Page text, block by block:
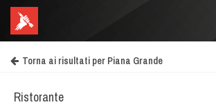
Torna ai risultati per Piana Grande
Ristorante